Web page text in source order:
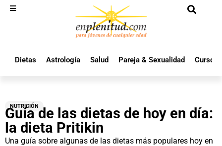
Dietas Astrología Salud Pareja & Sexualidad Cursos
NUTRICIÓN
Guía de las dietas de hoy en día:
la dieta Pritikin
Una guía sobre algunas de las dietas más populares hoy en